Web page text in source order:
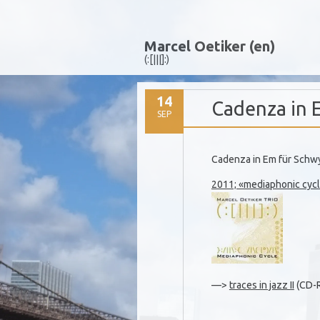
Marcel Oetiker (en)
(:[|||]:)
14
SEP Cadenza in
Cadenza in Em für
2011; «mediaphonic
—> traces in jazz II (CD-